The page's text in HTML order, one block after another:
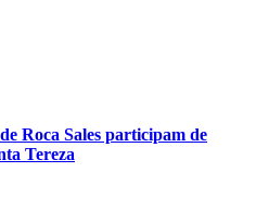
Roca Sales participam de
Tereza